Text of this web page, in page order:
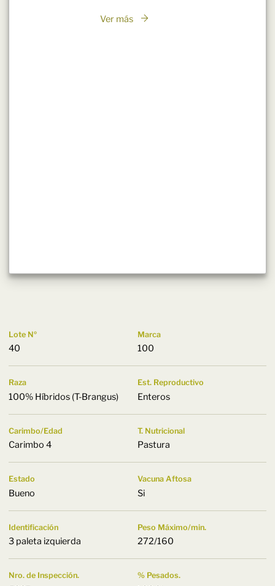
Ver más
Lote Nº
40
Marca
100
Raza
100% Híbridos (T-Brangus)
Est. Reproductivo
Enteros
Carimbo/Edad
Carimbo 4
T. Nutricional
Pastura
Estado
Bueno
Vacuna Aftosa
Si
Identificación
3 paleta izquierda
Peso Máximo/min.
272/160
Nro. de Inspección. % Pesados.